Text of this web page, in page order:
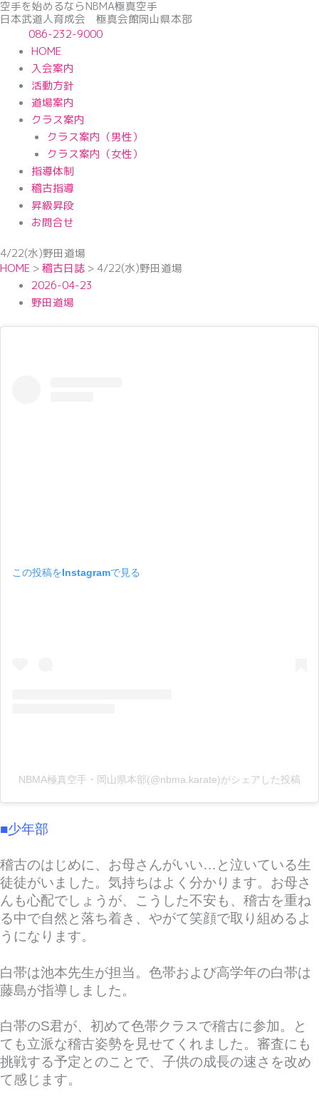
内
容
空手を始めるならNBМA極真空手
日本武道人育成会 極真会館岡山県本部
086-232-9000
HOME
入会案内
活動方針
道場案内
クラス案内
クラス案内（男性）
クラス案内（女性）
指導体制
稽古指導
昇級昇段
お問合せ
4/22(水)野田道場
HOME >稽古日誌 > 4/22(水)野田道場
2026-04-23
野田道場
この投稿をInstagramで見る
NBMA極真空手・岡山県本部(@nbma.karate)がシェアした投稿
■少年部
稽古のはじめに、お母さんがいい…と泣いている生
徒徒がいました。気持ちはよく分かります。お母さ
んも心配でしょうが、こうした不安も、稽古を重ね
る中で自然と落ち着き、やがて笑顔で取り組めるよ
うになります。
白帯は池本先生が担当。色帯および高学年の白帯は
藤島が指導しました。
白帯のS君が、初めて色帯クラスで稽古に参加。と
ても立派な稽古姿勢を見せてくれました。審査にも
挑戦する予定とのことで、子供の成長の速さを改め
て感じます。